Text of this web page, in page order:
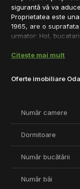
Oferte imobiliare
sigurantă vă va
Proprietatea este
1965, are o
urmator: Hol,
care se prezinta intr-
ingrijită. Lotul
vegetatie matura si
Zona unde este
linistita, chiar in
padure.
pregătitie pentru a
Pentru orice alte
vă stau oricând la
Citește mai mult
Număr camere
Dormitoare
Număr bucătării
Număr băi